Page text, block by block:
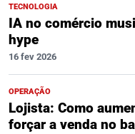
TECNOLOGIA
IA no comércio
hype
16 fev 2026
OPERAÇÃO
Lojista: Como
forçar a venda no